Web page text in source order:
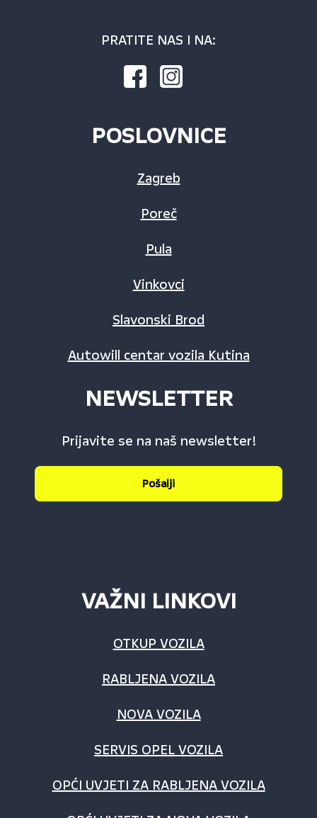
PRATITE NAS I NA:
POSLOVNICE
Zagreb
Poreč
Pula
Vinkovci
Slavonski Brod
Autowill centar vozila Kutina
NEWSLETTER
Prijavite se na naš newsletter!
Pošalji
VAŽNI LINKOVI
OTKUP VOZILA
RABLJENA VOZILA
NOVA VOZILA
SERVIS OPEL VOZILA
OPĆI UVJETI ZA RABLJENA VOZILA